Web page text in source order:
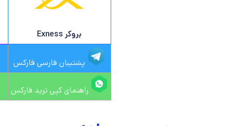
بروکر Exness
پشتیبان فارسی فارکس
راهنمای کپی ترید فارکس